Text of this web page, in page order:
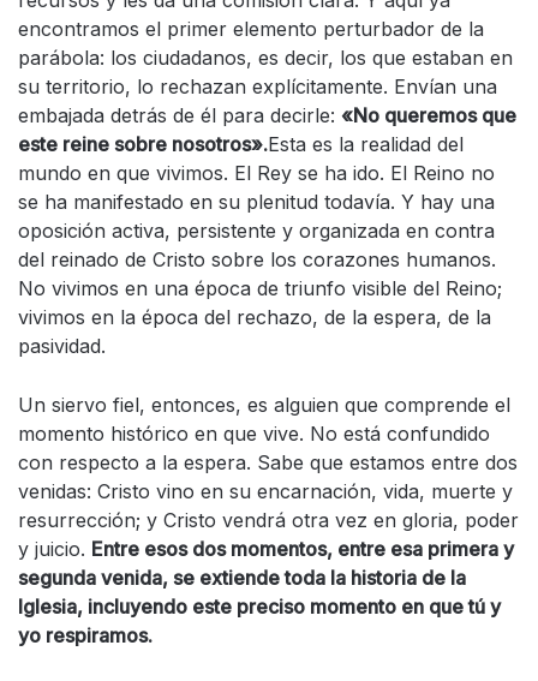
encontramos el primer elemento perturbador de la
parábola: los ciudadanos, es decir, los que estaban en
su territorio, lo rechazan explícitamente. Envían una
embajada detrás de él para decirle: «No queremos que
este reine sobre nosotros».Esta es la realidad del
mundo en que vivimos. El Rey se ha ido. El Reino no
se ha manifestado en su plenitud todavía. Y hay una
oposición activa, persistente y organizada en contra
del reinado de Cristo sobre los corazones humanos.
No vivimos en una época de triunfo visible del Reino;
vivimos en la época del rechazo, de la espera, de la
pasividad.
Un siervo fiel, entonces, es alguien que comprende el
momento histórico en que vive. No está confundido
con respecto a la espera. Sabe que estamos entre dos
venidas: Cristo vino en su encarnación, vida, muerte y
resurrección; y Cristo vendrá otra vez en gloria, poder
y juicio. Entre esos dos momentos, entre esa primera y
segunda venida, se extiende toda la historia de la
Iglesia, incluyendo este preciso momento en que tú y
yo respiramos.